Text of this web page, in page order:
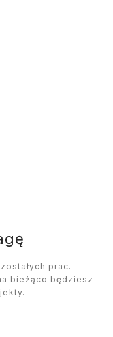
prac.
bieżąco będziesz